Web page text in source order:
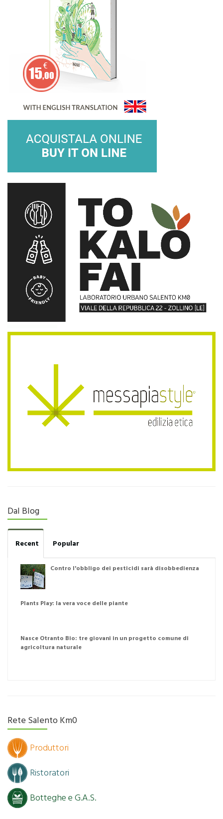
Dal Blog
Recent Popular
Contro l'obbligo dei pesticidi sarà disobbedienza
Plants Play: la vera voce delle piante
Nasce Otranto Bio: tre giovani in un progetto comune di
agricoltura naturale
Rete Salento Km0
Produttori
Ristoratori
Botteghe e G.A.S.